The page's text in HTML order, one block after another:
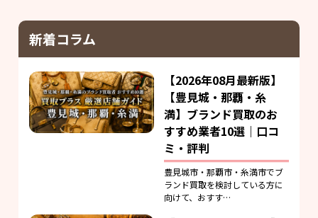
新着コラム
【2026年08月最新版】
【豊見城・那覇・糸
満】ブランド買取のお
すすめ業者10選｜口コ
ミ・評判
豊見城市・那覇市・糸満市でブ
ランド買取を検討している方に
向けて、おすす…